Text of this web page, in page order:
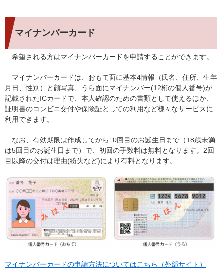
マイナンバーカード
希望される方はマイナンバーカードを申請することができます。
マイナンバーカードは、おもて面に基本4情報（氏名、住所、生年
月日、性別）と顔写真、うら面にマイナンバー(12桁の個人番号)が
記載されたICカードで、本人確認のための書類として使えるほか、
証明書のコンビニ交付や保険証としての利用など様々なサービスに
利用できます。
なお、有効期限は作成してから10回目のお誕生日まで（18歳未満
は5回目のお誕生日まで）で、初回の手数料は無料となります。2回
目以降の交付は理由(紛失など)により有料となります。
マイナンバーカードの申請方法についてはこちら（外部サイト）